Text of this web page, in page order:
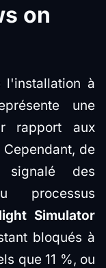
on
à
une
rapport aux
de
signalé des
processus
Simulator
bloqués à
que 11 %, ou